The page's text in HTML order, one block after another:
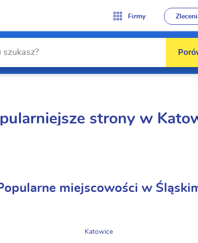
Firmy
strony w
miejscowości w
Katowice